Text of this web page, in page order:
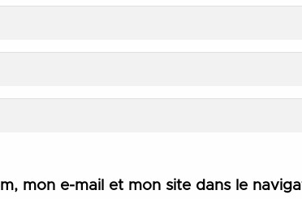
mon e-mail et mon site dans le